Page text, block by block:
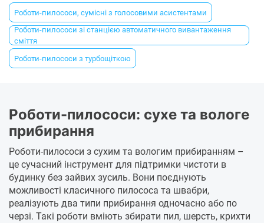
Роботи-пилососи, сумісні з голосовими асистентами
Роботи-пилососи зі станцією автоматичного вивантаження
сміття
Роботи-пилососи з турбощіткою
Роботи-пилососи: сухе та вологе
прибирання
Роботи-пилососи з сухим та вологим прибиранням –
це сучасний інструмент для підтримки чистоти в
будинку без зайвих зусиль. Вони поєднують
можливості класичного пилососа та швабри,
реалізують два типи прибирання одночасно або по
черзі. Такі роботи вміють збирати пил, шерсть, крихти